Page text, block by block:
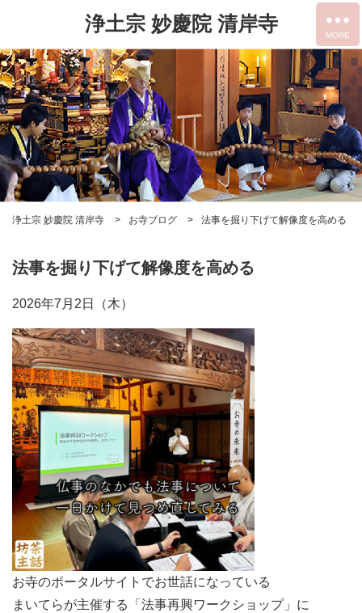
浄土宗 妙慶院 清岸寺
浄土宗 妙慶院 清岸寺 お寺ブログ 法事を掘り下げて解像度を高める
法事を掘り下げて解像度を高める
2026年7月2日（木）
お寺のポータルサイトでお世話になっている
まいてらが主催する「法事再興ワークショップ」に